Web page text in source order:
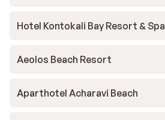
Hotel Kontokali Bay Resort & Spa
Aeolos Beach Resort
Aparthotel Acharavi Beach